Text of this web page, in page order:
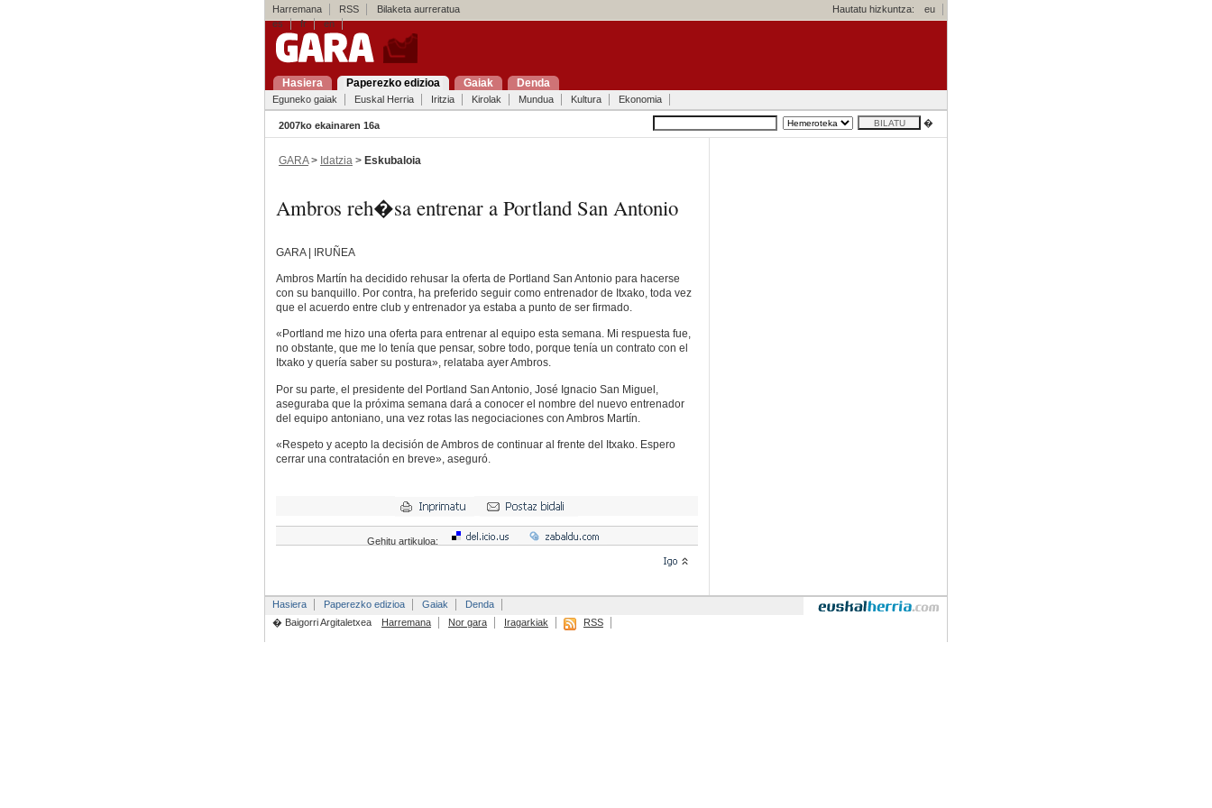
Harremana RSS Bilaketa aurreratua Hautatu hizkuntza:
eu
es
fr en
Hasiera Paperezko edizioa Gaiak Denda
Eguneko gaiak Euskal Herria Iritzia Kirolak Mundua Kultura Ekonomia
2007ko ekainaren 16a �
GARA> Idatzia > Eskubaloia
Ambros reh�sa entrenar a Portland San Antonio
GARA | IRUÑEA
Ambros Martín ha decidido rehusar la oferta de Portland San Antonio para hacerse
con su banquillo. Por contra, ha preferido seguir como entrenador de Itxako, toda vez
que el acuerdo entre club y entrenador ya estaba a punto de ser firmado.
«Portland me hizo una oferta para entrenar al equipo esta semana. Mi respuesta fue,
no obstante, que me lo tenía que pensar, sobre todo, porque tenía un contrato con el
Itxako y quería saber su postura», relataba ayer Ambros.
Por su parte, el presidente del Portland San Antonio, José Ignacio San Miguel,
aseguraba que la próxima semana dará a conocer el nombre del nuevo entrenador
del equipo antoniano, una vez rotas las negociaciones con Ambros Martín.
«Respeto y acepto la decisión de Ambros de continuar al frente del Itxako. Espero
cerrar una contratación en breve», aseguró.
Gehitu artikuloa:
Hasiera Paperezko edizioa Gaiak
Denda
� Baigorri Argitaletxea
Harremana Nor gara Iragarkiak RSS